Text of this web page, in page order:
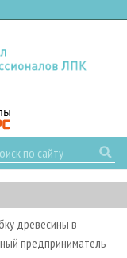
древесины в
предприниматель